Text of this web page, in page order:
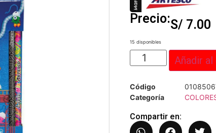
Precio:S/ 7.00
15 disponibles
Añadir
Código
Categoría
Compartir en: